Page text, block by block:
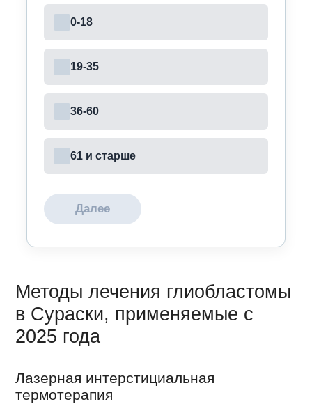
0-18
19-35
36-60
61 и старше
Далее
Методы лечения глиобластомы
в Сураски, применяемые с
2025 года
Лазерная интерстициальная
термотерапия